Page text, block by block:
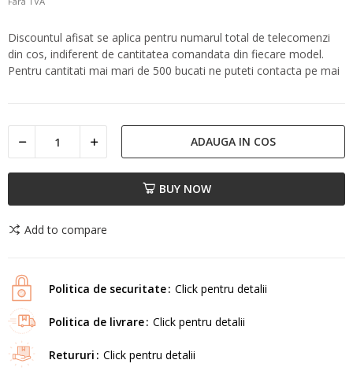
Discountul afisat se aplica pentru numarul total de telecomenzi
din cos, indiferent de cantitatea comandata din fiecare model.
Pentru cantitati mai mari de 500 bucati ne puteti contacta pe mai
ADAUGA IN COS
BUY NOW
Add to compare
Politica de securitate Click pentru detalii
Politica de livrare Click pentru detalii
Retururi Click pentru detalii